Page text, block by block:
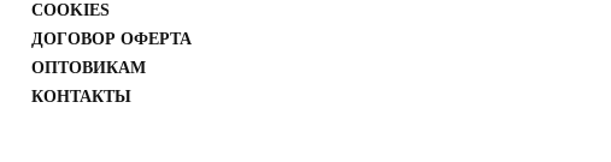
COOKIES
ДОГОВОР ОФЕРТА
ОПТОВИКАМ
КОНТАКТЫ